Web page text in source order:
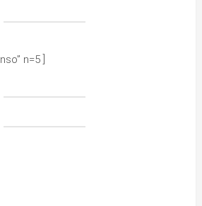
n=5 ]